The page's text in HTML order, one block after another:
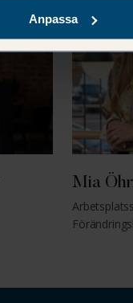
Anpassa
Mia